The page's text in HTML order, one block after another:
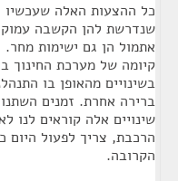
כל ההצעות האלה שעכשיו
שנדרשת להן הקשבה
אתמול הן גם ישימות
קיומה של מערכת החינוך
בשינויים מהאופן בו
ברירה אחרת. זמנים
שינויים אלה קוראים
הרכבת, צריך לפעול
הקרובה.